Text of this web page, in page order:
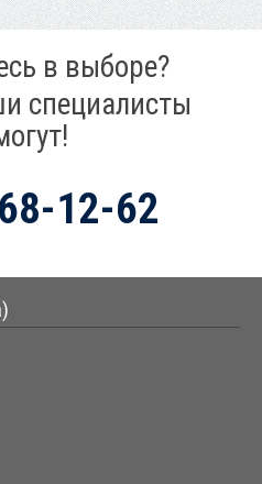
в выборе?
специалисты
12-62